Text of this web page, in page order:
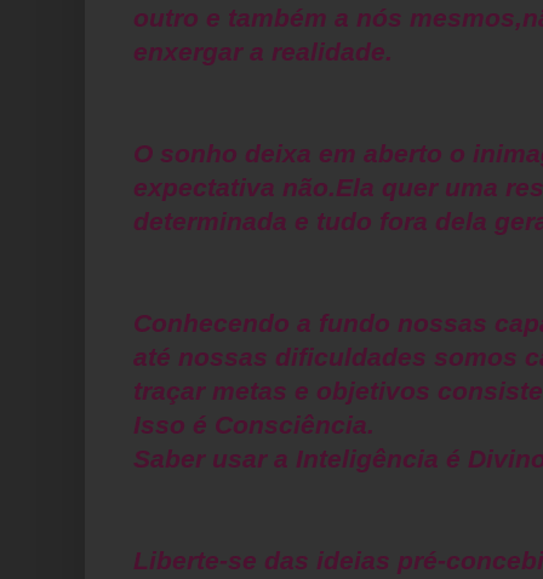
outro e também a nós
enxergar a realidade.
O sonho deixa em aberto o
expectativa não.Ela quer uma
determinada e tudo fora dela
Conhecendo a fundo nossas
até nossas dificuldades somos
traçar metas e objetivos
Isso é Consciência.
Saber usar a Inteligência é
Liberte-se das ideias pré-